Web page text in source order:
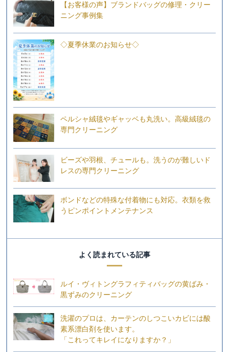
【お客様の声】ブランドバッグの修理・クリー
ニング事例集
◇夏季休業のお知らせ◇
ペルシャ絨毯やギャッベも丸洗い。高級絨毯の
専門クリーニング
ビーズや羽根、チュールも。洗うのが難しいド
レスの専門クリーニング
ボンドなどの特殊な付着物にも対応。衣類を救
うピンポイントメンテナンス
よく読まれている記事
ルイ・ヴィトングラフィティバッグの黄ばみ・
黒ずみのクリーニング
洗濯のプロは、カーテンのしつこいカビには酸
素系漂白剤を使います。
「これってキレイになりますか？」